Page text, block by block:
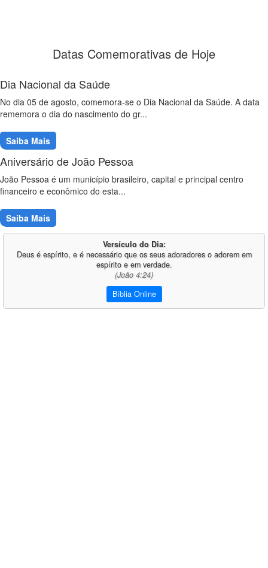
Datas Comemorativas de Hoje
Dia Nacional da Saúde
No dia 05 de agosto, comemora-se o Dia Nacional da Saúde. A data
rememora o dia do nascimento do gr...
Saiba Mais
Aniversário de João Pessoa
João Pessoa é um município brasileiro, capital e principal centro
financeiro e econômico do esta...
Saiba Mais
Versículo do Dia:
Deus é espírito, e é necessário que os seus adoradores o adorem em
espírito e em verdade.
(João 4:24)
Bíblia Online